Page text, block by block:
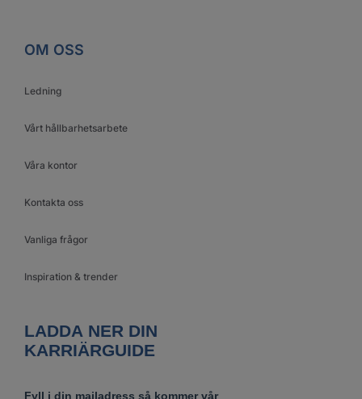
OM OSS
Ledning
Vårt hållbarhetsarbete
Våra kontor
Kontakta oss
Vanliga frågor
Inspiration & trender